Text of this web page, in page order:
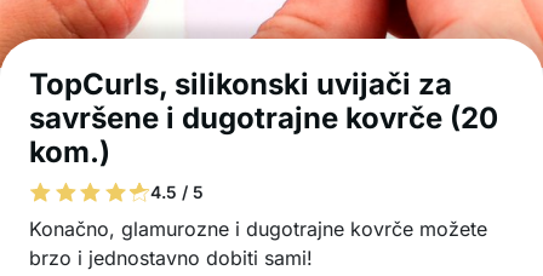
TopCurls, silikonski uvijači za
savršene i dugotrajne kovrče (20
kom.)
4.5 / 5
Konačno, glamurozne i dugotrajne kovrče možete
brzo i jednostavno dobiti sami!